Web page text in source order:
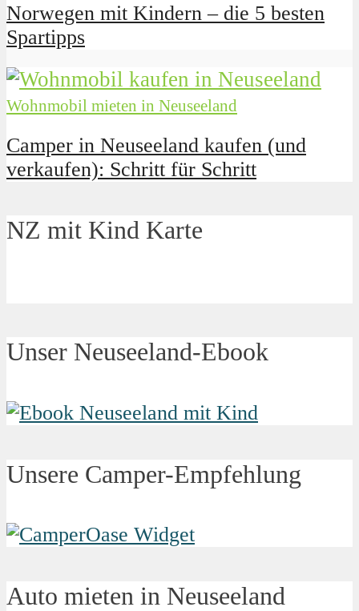
Norwegen mit Kindern – die 5 besten
Spartipps
Wohnmobil mieten in Neuseeland
Camper in Neuseeland kaufen (und
verkaufen): Schritt für Schritt
NZ mit Kind Karte
Unser Neuseeland-Ebook
Unsere Camper-Empfehlung
Auto mieten in Neuseeland